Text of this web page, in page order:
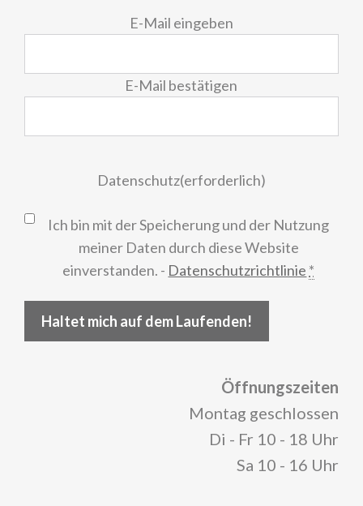
E-Mail eingeben
E-Mail bestätigen
Datenschutz(erforderlich)
Ich bin mit der Speicherung und der Nutzung
meiner Daten durch diese Website
einverstanden. - Datenschutzrichtlinie *
Haltet mich auf dem Laufenden!
Öffnungszeiten
Montag geschlossen
Di - Fr 10 - 18 Uhr
Sa 10 - 16 Uhr